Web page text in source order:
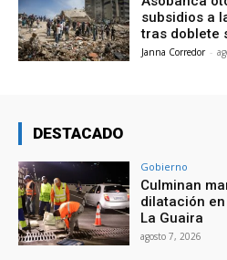
subsidios a
tras doblete
Janna Corredor -
DESTACADO
Gobierno
Culminan
dilatación
La Guaira
agosto 7, 2026